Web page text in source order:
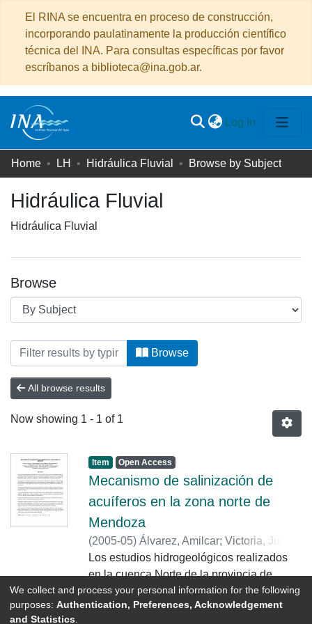
El RINA se encuentra en proceso de construcción,
incorporando paulatinamente la producción científico
técnica del INA. Para consultas específicas por favor
escríbanos a biblioteca@ina.gob.ar.
Log In (current)
Communities
&
Collections
All of DSpace
Home LH Hidráulica Fluvial Browse by Subject
Hidráulica Fluvial
Hidráulica Fluvial
Browse
Browsing Hidráulica Fluvial by Subject
Browse
All browse results
Now showing 1 - 1 of 1
Item Open Access
Mecanismo de salinización de
acuíferos en la zona norte de
Mendoza
(2005-05) Álvarez, Amilcar; Victoria, Juan
A.;Villalba, Jorge;Martinis, Nicolás
Los estudios hidrogeológicos realizados
en la cuenca Norte de la provincia de
Mendoza, ponen de manifiesto procesos
de contaminación por salinización de
Show more
We collect and process your personal information for the following
purposes: Authentication, Preferences, Acknowledgement
and Statistics